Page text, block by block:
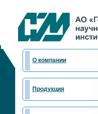
О компании
Продукция